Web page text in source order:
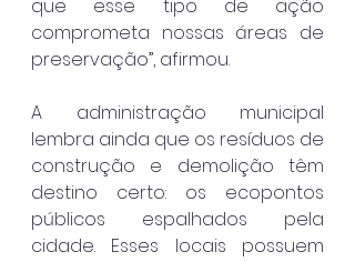
que esse tipo de ação
comprometa nossas áreas de
preservação”, afirmou.
A administração municipal
lembra ainda que os resíduos de
construção e demolição têm
destino certo: os ecopontos
públicos espalhados pela
cidade. Esses locais possuem